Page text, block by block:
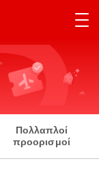
Πολλαπλοί
προορισμοί